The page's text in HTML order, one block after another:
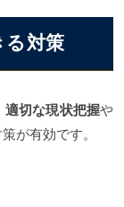
る対策
適切な現状把握や
が有効です。